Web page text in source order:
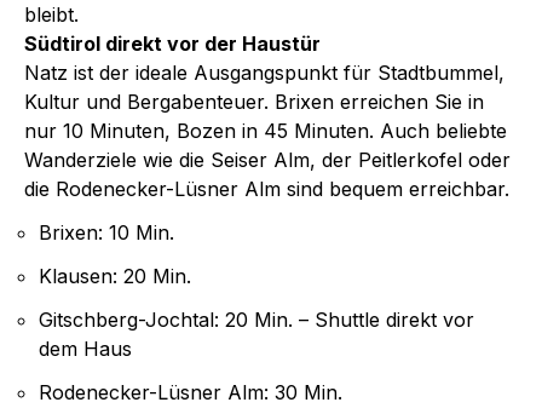
bleibt.
Südtirol direkt vor der Haustür
Natz ist der ideale Ausgangspunkt für Stadtbummel,
Kultur und Bergabenteuer. Brixen erreichen Sie in
nur 10 Minuten, Bozen in 45 Minuten. Auch beliebte
Wanderziele wie die Seiser Alm, der Peitlerkofel oder
die Rodenecker-Lüsner Alm sind bequem erreichbar.
Brixen: 10 Min.
Klausen: 20 Min.
Gitschberg-Jochtal: 20 Min. – Shuttle direkt vor
dem Haus
Rodenecker-Lüsner Alm: 30 Min.